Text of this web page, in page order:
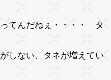
てんだねぇ・・・・ タ
しない、タネが増えてい